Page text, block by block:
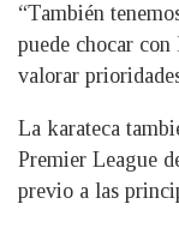
“También
puede chocar con
valorar
La karateca
Premier League
previo a las